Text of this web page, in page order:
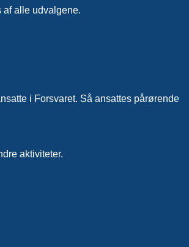
af alle udvalgene.
i Forsvaret. Så ansattes pårørende
aktiviteter.